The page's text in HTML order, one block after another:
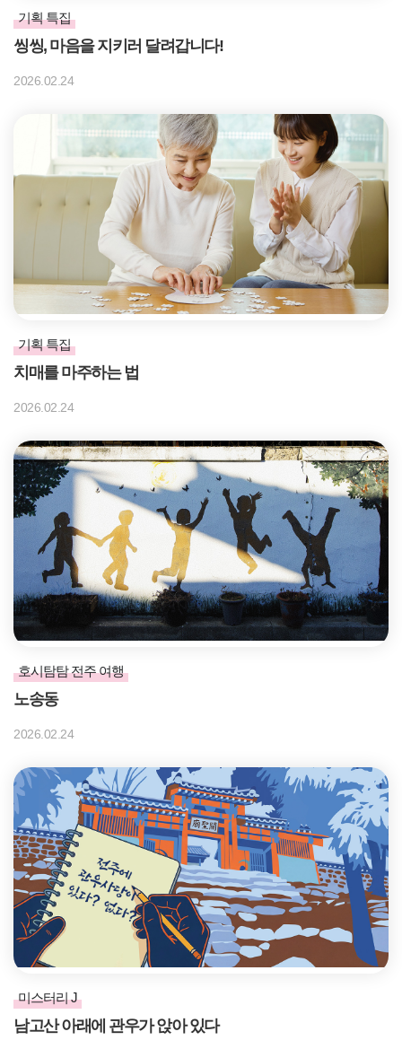
기획 특집
씽씽, 마음을 지키러 달려갑니다!
2026.02.24
기획 특집
치매를 마주하는 법
2026.02.24
호시탐탐 전주 여행
노송동
2026.02.24
미스터리 J
남고산 아래에 관우가 앉아 있다